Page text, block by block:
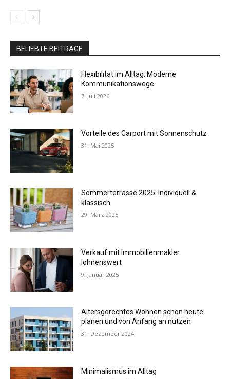
BELIEBTE BEITRÄGE
Flexibilität im Alltag: Moderne
Kommunikationswege
7. Juli 2026
Vorteile des Carport mit Sonnenschutz
31. Mai 2025
Sommerterrasse 2025: Individuell &
klassisch
29. März 2025
Verkauf mit Immobilienmakler
lohnenswert
9. Januar 2025
Altersgerechtes Wohnen schon heute
planen und von Anfang an nutzen
31. Dezember 2024
Minimalismus im Alltag